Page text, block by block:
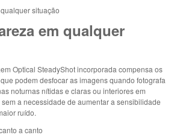
em qualquer
Optical SteadyShot incorporada compensa os
podem desfocar as imagens quando fotografa
noturnas nítidas e claras ou interiores em
a necessidade de aumentar a sensibilidade
ruído.